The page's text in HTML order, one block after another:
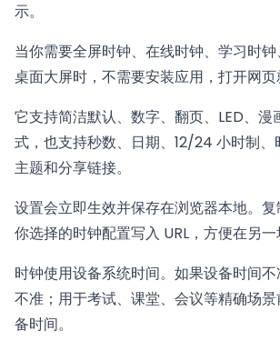
示。
当你需要全屏时钟、在线时钟、学习时
桌面大屏时，不需要安装应用，打开网页
它支持简洁默认、数字、翻页、LED、漫
式，也支持秒数、日期、12/24 小时制、
主题和分享链接。
设置会立即生效并保存在浏览器本地。
你选择的时钟配置写入 URL，方便在另一
时钟使用设备系统时间。如果设备时间
不准；用于考试、课堂、会议等精确场
备时间。